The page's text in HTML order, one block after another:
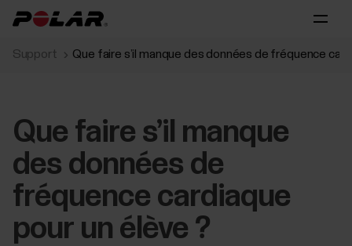
Support Que faire s’il manque des données de fréquence
Que faire s’il manque
des données de
fréquence cardiaque
pour un élève ?